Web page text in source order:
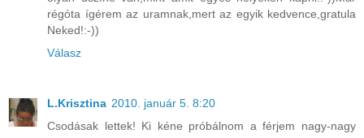
régóta ígérem az uramnak,mert az egyik kedvence,gratula
Neked!:-))
Válasz
L.Krisztina 2010. január 5. 8:20
Csodásak lettek! Ki kéne próbálnom a férjem nagy-nagy